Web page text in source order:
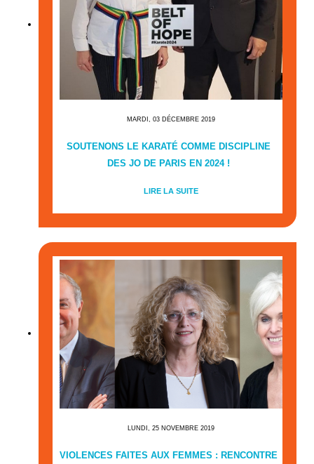
MARDI, 03 DÉCEMBRE 2019
SOUTENONS LE KARATÉ COMME DISCIPLINE
DES JO DE PARIS EN 2024 !
LIRE LA SUITE
LUNDI, 25 NOVEMBRE 2019
VIOLENCES FAITES AUX FEMMES : RENCONTRE